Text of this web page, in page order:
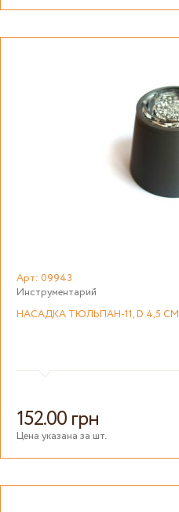
Арт: 09943
Инструментарий
НАСАДКА ТЮЛЬПАН-11, D 4,5 СМ
152.00 грн
Цена указана за шт.